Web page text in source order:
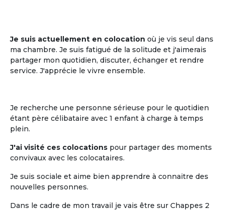
Je suis actuellement en colocation où je vis seul dans
ma chambre. Je suis fatigué de la solitude et j'aimerais
partager mon quotidien, discuter, échanger et rendre
service. J'apprécie le vivre ensemble.
Je recherche une personne sérieuse pour le quotidien
étant père célibataire avec 1 enfant à charge à temps
plein.
J'ai visité ces colocations pour partager des moments
convivaux avec les colocataires.
Je suis sociale et aime bien apprendre à connaitre des
nouvelles personnes.
Dans le cadre de mon travail je vais être sur Chappes 2